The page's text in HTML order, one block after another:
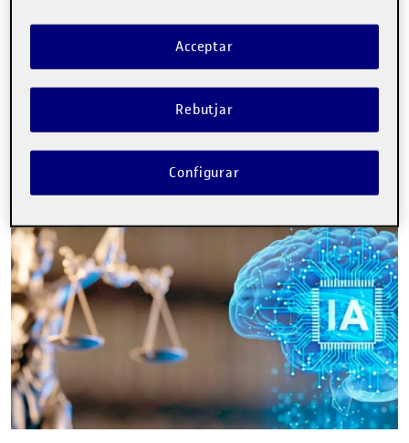
Inscriure-s'hi
Contacte
Rebutjar
Acceptar
Configurar